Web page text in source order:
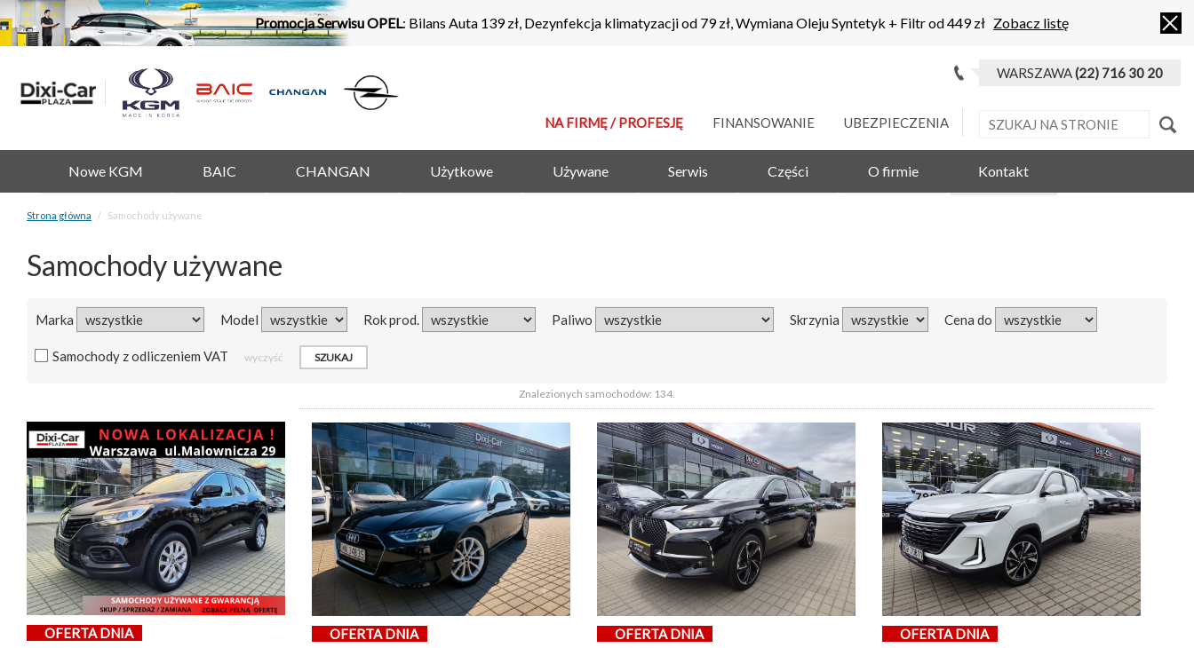
Promocja Serwisu OPEL: Bilans Auta 139 zł, Dezynfekcja klimatyzacji od 79 zł, Wymiana Oleju Syntetyk + Filtr od 449 zł Zobacz listę
WARSZAWA(22) 716 30 20
NA FIRMĘ / PROFESJĘ FINANSOWANIE UBEZPIECZENIA
Nowe KGM BAIC CHANGAN Użytkowe Używane Serwis Części O firmie Kontakt
Strona główna Samochody używane
Samochody używane
Marka Model Rok prod. Paliwo Skrzynia Cena do
Samochody z odliczeniem VAT wyczyść
Znalezionych samochodów: 134.
OFERTA DNIA OFERTA DNIA OFERTA DNIA OFERTA DNIA